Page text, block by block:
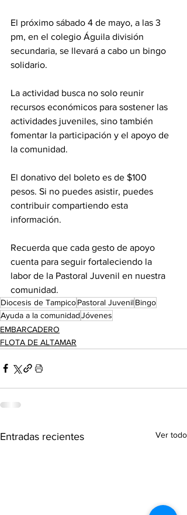
El próximo sábado 4 de mayo, a las 3
pm, en el colegio Águila división
secundaria, se llevará a cabo un bingo
solidario.
La actividad busca no solo reunir
recursos económicos para sostener las
actividades juveniles, sino también
fomentar la participación y el apoyo de
la comunidad.
El donativo del boleto es de $100
pesos. Si no puedes asistir, puedes
contribuir compartiendo esta
información.
Recuerda que cada gesto de apoyo
cuenta para seguir fortaleciendo la
labor de la Pastoral Juvenil en nuestra
comunidad.
Diocesis de TampicoPastoral JuvenilBingo
Ayuda a la comunidadJóvenes
EMBARCADERO
FLOTA DE ALTAMAR
Entradas recientes Ver todo